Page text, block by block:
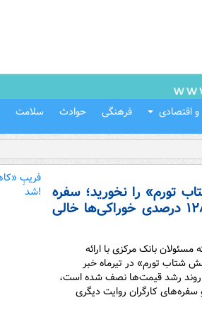
و اقتصادی فرهنگی حوادث سلامت
تورم» را نخورید؛ سفره
کارگران با تورم ۱۲۸ درصدی خوراکی‌ها خالی
مسئولان بانک مرکزی با ارائه
شتاب تورم» در تیرماه خبر
روند رشد قیمت‌ها نصف شده است،
سفره‌های کارگران روایت دیگری